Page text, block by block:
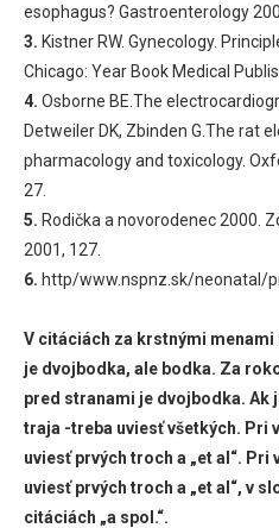
esophagus? Gastroenterology
3. Kistner RW. Gynecology.
Chicago: Year Book Medical
4. Osborne BE.The
Detweiler DK, Zbinden G.The rat
pharmacology and toxicology.
27.
5. Rodička a novorodenec 2000.
2001, 127.
6. http/www.nspnz.sk/neonatal/
V citáciách za krstnými
je dvojbodka, ale bodka. Za
pred stranami je dvojbodka. Ak
traja -treba uviesť všetkých. Pri
uviesť prvých troch a „et al“.
uviesť prvých troch a „et al“, v
citáciách „a spol.“.